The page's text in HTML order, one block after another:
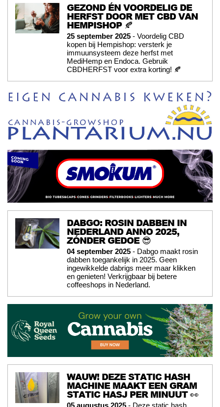
GEZOND ÉN VOORDELIG DE
HERFST DOOR MET CBD VAN
HEMPISHOP 🍂
25 september 2025 - Voordelig CBD
kopen bij Hempishop: versterk je
immuunsysteem deze herfst met
MediHemp en Endoca. Gebruik
CBDHERFST voor extra korting! 🍂
DABGO: ROSIN DABBEN IN
NEDERLAND ANNO 2025,
ZÓNDER GEDOE 😎
04 september 2025 - Dabgo maakt rosin
dabben toegankelijk in 2025. Geen
ingewikkelde dabrigs meer maar klikken
en genieten! Verkrijgbaar bij betere
coffeeshops in Nederland.
WAUW! DEZE STATIC HASH
MACHINE MAAKT EEN GRAM
STATIC HASJ PER MINUUT 👀